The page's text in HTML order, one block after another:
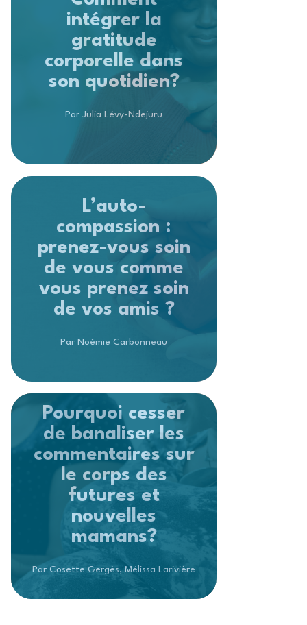
intégrer la
gratitude
corporelle dans
son quotidien?
Par Julia Lévy-Ndejuru
L’auto-
compassion :
prenez-vous soin
de vous comme
vous prenez soin
de vos amis ?
Par Noémie Carbonneau
Pourquoi cesser
de banaliser les
commentaires sur
le corps des
futures et
nouvelles
mamans?
Par Cosette Gergès, Mélissa Larivière